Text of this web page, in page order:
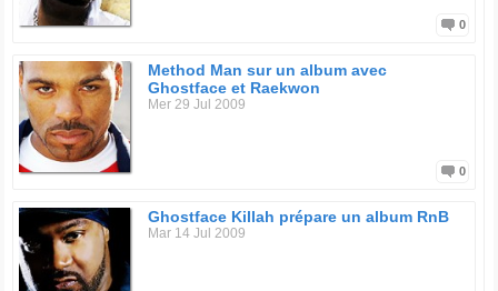
0
Method Man sur un album avec
Ghostface et Raekwon
Mer 29 Jul 2009
0
Ghostface Killah prépare un album RnB
Mar 14 Jul 2009